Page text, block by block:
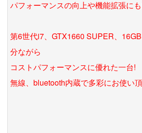
パフォーマンスの向上や機能拡張にも
第6世代i7、GTX1660 SUPER、
分ながら
コストパフォーマンスに優れた一台!
無線、bluetooth内蔵で多彩にお使い